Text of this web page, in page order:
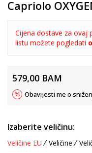
Capriolo
Cijena dostave za ovaj
listu možete pogledati
579,00 BAM
Obavijesti me o
Izaberite veličinu:
Veličine EU Veličine